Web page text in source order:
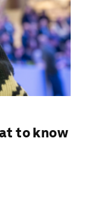
to know